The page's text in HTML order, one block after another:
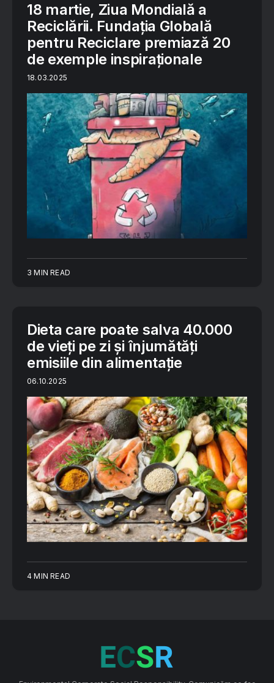
18 martie, Ziua Mondială a
Reciclării. Fundația Globală
pentru Reciclare premiază 20
de exemple inspiraționale
18.03.2025
3 MIN READ
Dieta care poate salva 40.000
de vieți pe zi și înjumătăți
emisiile din alimentație
06.10.2025
4 MIN READ